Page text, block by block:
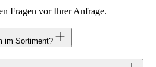
Fragen vor Ihrer Anfrage.
im Sortiment?